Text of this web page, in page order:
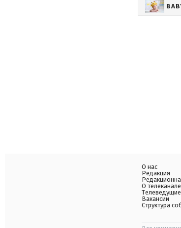
О нас
Редакция
О телеканале
Телеведущие
Вакансии
Структура